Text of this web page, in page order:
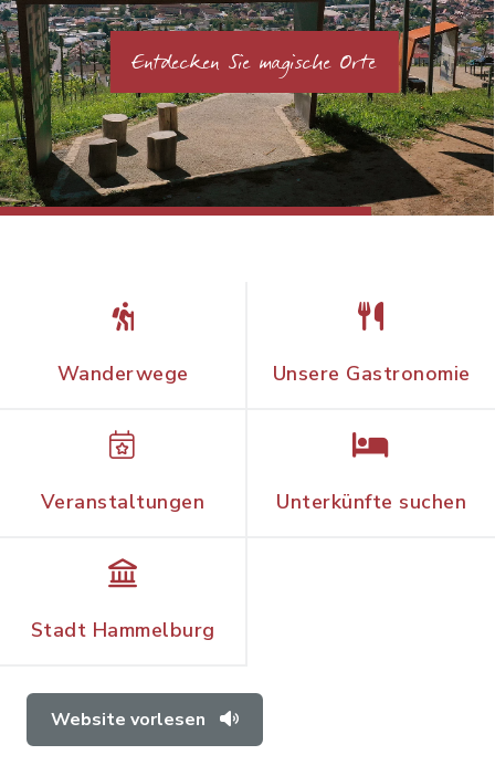
Entdecken Sie magische Orte
Wanderwege Unsere Gastronomie
Veranstaltungen Unterkünfte suchen
Stadt Hammelburg
Website vorlesen